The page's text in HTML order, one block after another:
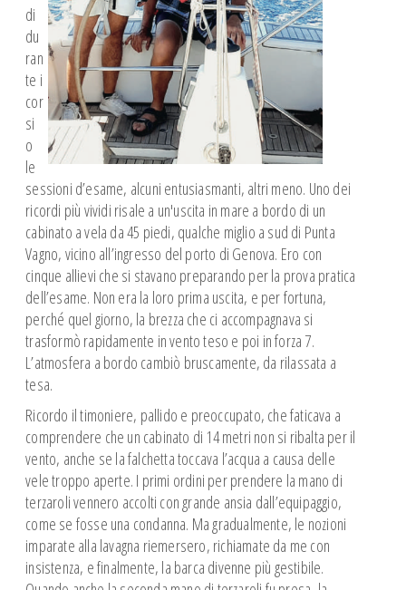
di
du
ran
te i
cor
si
o
le
sessioni d’esame, alcuni entusiasmanti, altri meno. Uno dei
ricordi più vividi risale a un'uscita in mare a bordo di un
cabinato a vela da 45 piedi, qualche miglio a sud di Punta
Vagno, vicino all’ingresso del porto di Genova. Ero con
cinque allievi che si stavano preparando per la prova pratica
dell’esame. Non era la loro prima uscita, e per fortuna,
perché quel giorno, la brezza che ci accompagnava si
trasformò rapidamente in vento teso e poi in forza 7.
L’atmosfera a bordo cambiò bruscamente, da rilassata a
tesa.
Ricordo il timoniere, pallido e preoccupato, che faticava a
comprendere che un cabinato di 14 metri non si ribalta per il
vento, anche se la falchetta toccava l’acqua a causa delle
vele troppo aperte. I primi ordini per prendere la mano di
terzaroli vennero accolti con grande ansia dall’equipaggio,
come se fosse una condanna. Ma gradualmente, le nozioni
imparate alla lavagna riemersero, richiamate da me con
insistenza, e finalmente, la barca divenne più gestibile.